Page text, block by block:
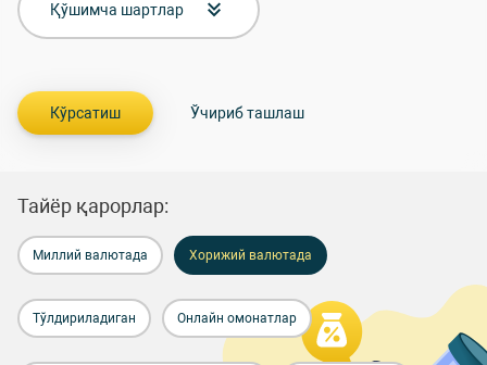
Қўшимча шартлар
Тайёр қарорлар:
Миллий валютада Хорижий валютада
Тўлдириладиган Онлайн омонатлар